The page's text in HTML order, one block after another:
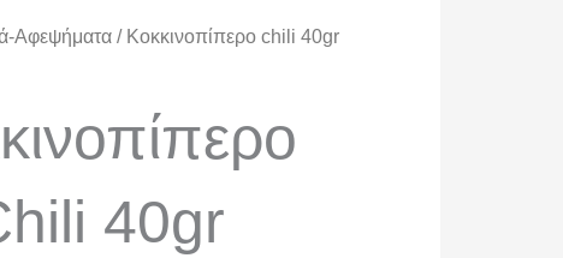
Αφεψήματα / Κοκκινοπίπερο chili 40gr
40gr